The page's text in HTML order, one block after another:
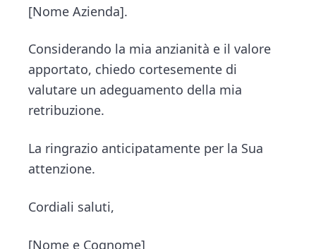
[Nome Azienda].
Considerando la mia anzianità e il valore
apportato, chiedo cortesemente di
valutare un adeguamento della mia
retribuzione.
La ringrazio anticipatamente per la Sua
attenzione.
Cordiali saluti,
[Nome e Cognome]